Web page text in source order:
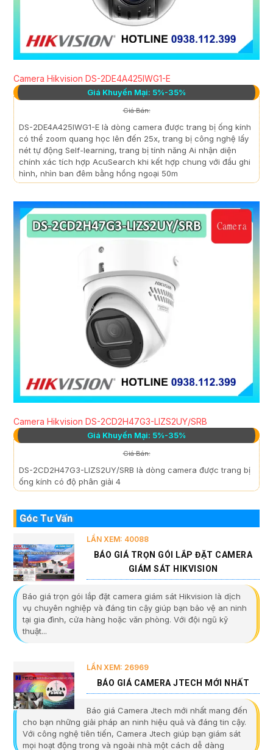
Camera Hikvision DS-2DE4A425IWG1-E
Giá Khuyến Mại: 5%-35%
Giá Bán:
DS-2DE4A425IWG1-E là dòng camera được trang bị ống kính
có thể zoom quang học lên đến 25x, trang bị công nghệ lấy
nét tự động Self-learning, trang bị tính năng Ai nhận diện
chính xác tích hợp AcuSearch khi kết hợp chung với đầu ghi
hình, nhìn ban đêm bằng hồng ngoại 50m
Camera Hikvision DS-2CD2H47G3-LIZS2UY/SRB
Giá Khuyến Mại: 5%-35%
Giá Bán:
DS-2CD2H47G3-LIZS2UY/SRB là dòng camera được trang bị
ống kính có độ phân giải 4
Góc Tư Vấn
LẦN XEM: 40088
BÁO GIÁ TRỌN GÓI LẮP ĐẶT CAMERA
GIÁM SÁT HIKVISION
Báo giá trọn gói lắp đặt camera giám sát Hikvision là dịch
vụ chuyên nghiệp và đáng tin cậy giúp bạn bảo vệ an ninh
tại gia đình, cửa hàng hoặc văn phòng. Với đội ngũ kỹ
thuật...
LẦN XEM: 26969
BÁO GIÁ CAMERA JTECH MỚI NHẤT
Báo giá Camera Jtech mới nhất mang đến
cho bạn những giải pháp an ninh hiệu quả và đáng tin cậy.
Với công nghệ tiên tiến, Camera Jtech giúp bạn giám sát
mọi hoạt động trong và ngoài nhà một cách dễ dàng